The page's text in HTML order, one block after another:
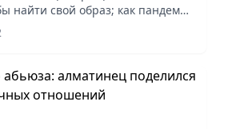
найти свой образ; как пандемия
к одежде и что происходит
мужской моде; стереотипы о